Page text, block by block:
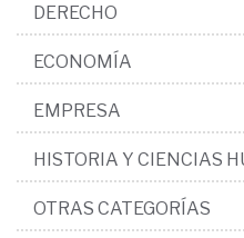
DERECHO
ECONOMÍA
EMPRESA
HISTORIA Y CIENCIAS
OTRAS CATEGORÍAS